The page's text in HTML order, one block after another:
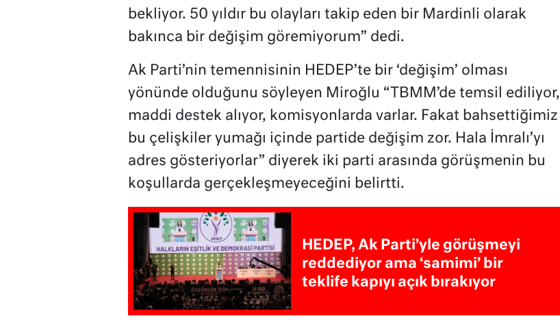
bekliyor. 50 yıldır bu olayları takip eden bir Mardinli olarak
bakınca bir değişim göremiyorum” dedi.
Ak Parti’nin temennisinin HEDEP’te bir ‘değişim’ olması
yönünde olduğunu söyleyen Miroğlu “TBMM’de temsil ediliyor,
maddi destek alıyor, komisyonlarda varlar. Fakat bahsettiğimiz
bu çelişkiler yumağı içinde partide değişim zor. Hala İmralı’yı
adres gösteriyorlar” diyerek iki parti arasında görüşmenin bu
koşullarda gerçekleşmeyeceğini belirtti.
HEDEP, Ak Parti’yle görüşmeyi
reddediyor ama ‘samimi’ bir
teklife kapıyı açık bırakıyor